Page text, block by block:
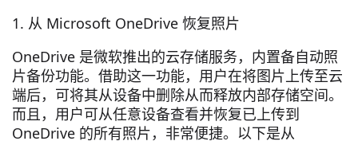
1. 从 Microsoft OneDrive 恢复照片
OneDrive 是微软推出的云存储服务，内置备自动照
片备份功能。借助这一功能，用户在将图片上传至云
端后，可将其从设备中删除从而释放内部存储空间。
而且，用户可从任意设备查看并恢复已上传到
OneDrive 的所有照片，非常便捷。以下是从